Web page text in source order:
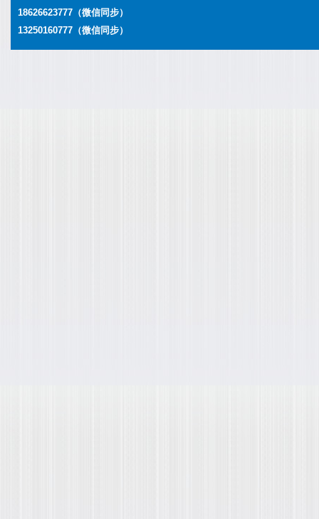
18626623777 （微信同步）
13250160777 （微信同步）